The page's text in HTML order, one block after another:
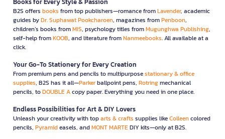
B2S offers books from top publishers—romance fromLavender, academic
guides byDr. Suphawat Pookcharoen, magazines fromPenboon,
children’s books fromMIS, psychology titles fromMugunghwa Publishing,
self-help fromKOOB, and literature fromNanmeebooks. All available at a
click.
Your Go-To Stationery for Every Creation
From premium pens and pencils to multipurposestationary & office
supplies, B2S has it all—Parkerballpoint pens, Rotringmechanical
pencils, toDOUBLE Acopy paper. Everything you need in one place.
Endless Possibilities for Art & DIY Lovers
Unleash your creativity with toparts & crafts supplies likeColleencolored
pencils, Pyramideasels, andMONT MARTEDIY kits—only at B2S.